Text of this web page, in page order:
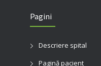
23/06/2020
Pagini
Descriere spital
Pagină pacient